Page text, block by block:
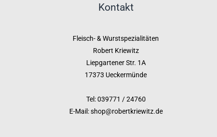
Kontakt
Fleisch- & Wurstspezialitäten
Robert Kriewitz
Liepgartener Str. 1A
17373 Ueckermünde
Tel: 039771 / 24760
E-Mail: shop@robertkriewitz.de